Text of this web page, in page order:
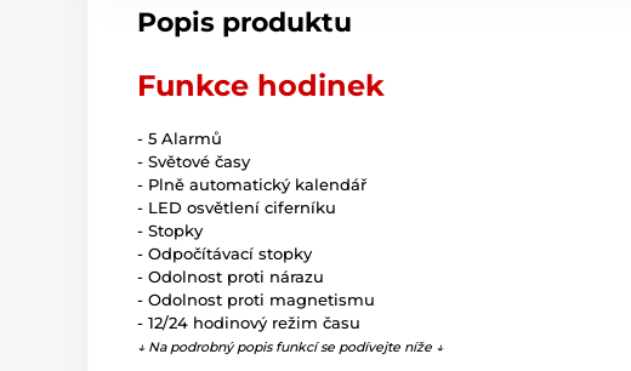
Popis produktu
Funkce hodinek
- 5 Alarmů
- Světové časy
- Plně automatický kalendář
- LED osvětlení ciferníku
- Stopky
- Odpočítávací stopky
- Odolnost proti nárazu
- Odolnost proti magnetismu
- 12/24 hodinový režim času
↓ Na podrobný popis funkcí se podívejte níže ↓